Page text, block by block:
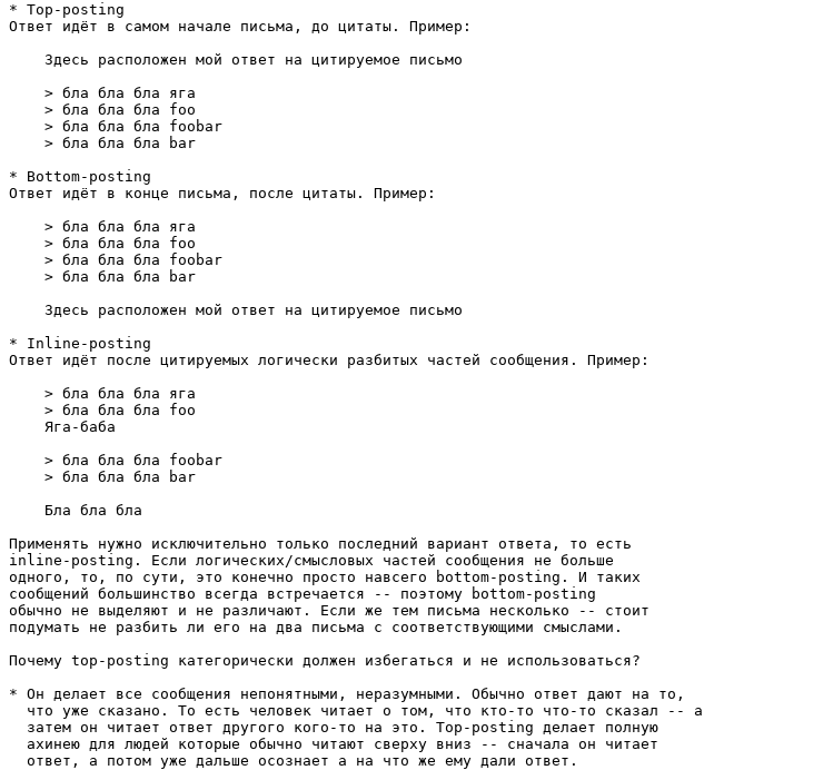
* Top-posting
Ответ идёт в самом начале письма, до цитаты. Пример:
    Здесь расположен мой ответ на цитируемое письмо
    > бла бла бла яга
    > бла бла бла foo
    > бла бла бла foobar
    > бла бла бла bar
* Bottom-posting
Ответ идёт в конце письма, после цитаты. Пример:
    > бла бла бла яга
    > бла бла бла foo
    > бла бла бла foobar
    > бла бла бла bar
    Здесь расположен мой ответ на цитируемое письмо
* Inline-posting
Ответ идёт после цитируемых логически разбитых частей сообщения. Пример:
    > бла бла бла яга
    > бла бла бла foo
    Яга-баба
    > бла бла бла foobar
    > бла бла бла bar
    Бла бла бла
Применять нужно исключительно только последний вариант ответа, то есть
inline-posting. Если логических/смысловых частей сообщения не больше
одного, то, по сути, это конечно просто навсего bottom-posting. И таких
сообщений большинство всегда встречается -- поэтому bottom-posting
обычно не выделяют и не различают. Если же тем письма несколько -- стоит
подумать не разбить ли его на два письма с соответствующими смыслами.
Почему top-posting категорически должен избегаться и не использоваться?
* Он делает все сообщения непонятными, неразумными. Обычно ответ дают на то,
  что уже сказано. То есть человек читает о том, что кто-то что-то сказал -- а
  затем он читает ответ другого кого-то на это. Top-posting делает полную
  ахинею для людей которые обычно читают сверху вниз -- сначала он читает
  ответ, а потом уже дальше осознает а на что же ему дали ответ.